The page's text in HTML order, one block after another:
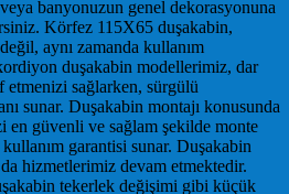
banyonuzun genel dekorasyonuna
Körfez 115X65 duşakabin,
aynı zamanda kullanım
duşakabin modellerimiz, dar
etmenizi sağlarken, sürgülü
sunar. Duşakabin montajı konusunda
güvenli ve sağlam şekilde monte
garantisi sunar. Duşakabin
hizmetlerimiz devam etmektedir.
tekerlek değişimi gibi küçük